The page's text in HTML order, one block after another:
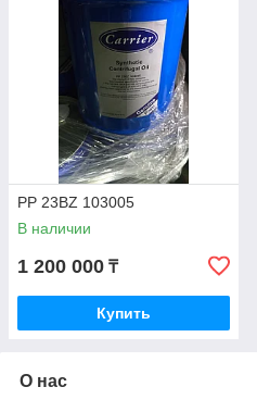
PP 23BZ 103005
В наличии
1 200 000 ₸
Купить
О нас